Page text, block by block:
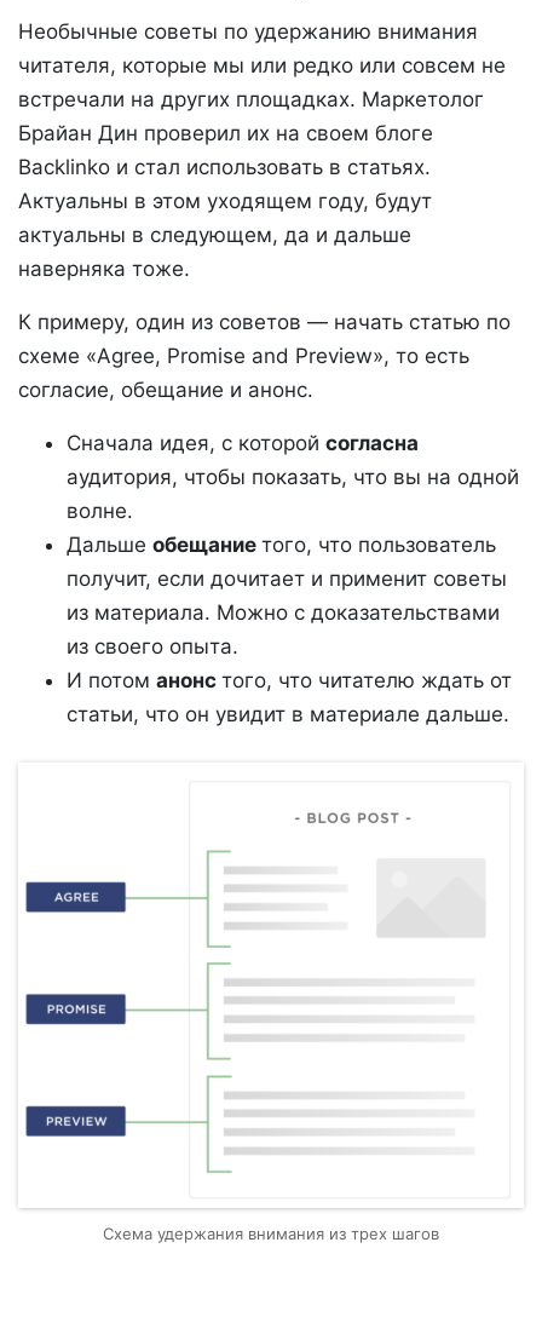
Необычные советы по удержанию внимания
читателя, которые мы или редко или совсем не
встречали на других площадках. Маркетолог
Брайан Дин проверил их на своем блоге
Backlinko и стал использовать в статьях.
Актуальны в этом уходящем году, будут
актуальны в следующем, да и дальше
наверняка тоже.
К примеру, один из советов — начать статью по
схеме «Agree, Promise and Preview», то есть
согласие, обещание и анонс.
Сначала идея, с которой согласна
аудитория, чтобы показать, что вы на одной
волне.
Дальше обещание того, что пользователь
получит, если дочитает и применит советы
из материала. Можно с доказательствами
из своего опыта.
И потом анонс того, что читателю ждать от
статьи, что он увидит в материале дальше.
Схема удержания внимания из трех шагов